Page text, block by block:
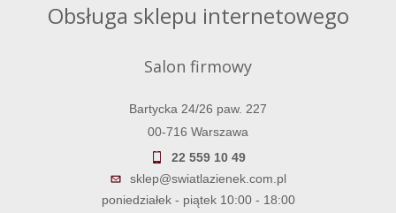
Obsługa sklepu internetowego
Salon firmowy
Bartycka 24/26 paw. 227
00-716 Warszawa
22 559 10 49
sklep@swiatlazienek.com.pl
poniedziałek - piątek 10:00 - 18:00